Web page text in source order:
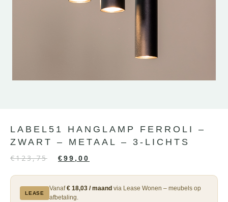
LABEL51 HANGLAMP FERROLI –
ZWART – METAAL – 3-LICHTS
€123,75 €99,00
LEASE
Vanaf€ 18,03 / maand via Lease Wonen – meubels op
afbetaling.